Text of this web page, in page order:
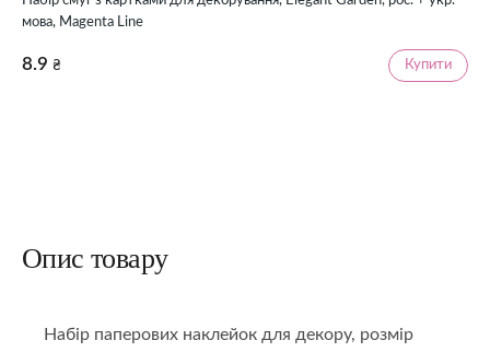
мова, Magenta Line
8.9 ₴ Купити
Опис товару
Набір паперових наклейок для декору, розмір